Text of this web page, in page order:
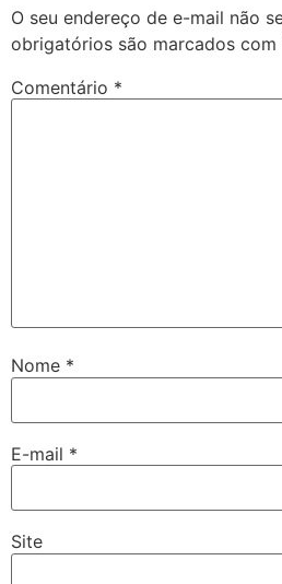
O seu endereço de e-mail não
obrigatórios são marcados com
Comentário *
Nome *
E-mail *
Site